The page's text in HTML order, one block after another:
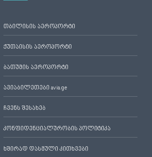
თბილისის აეროპორტი
ქუთაისის აეროპორტი
ბათუმის აეროპორტი
ავიაბილეთები avia.ge
ჩვენს შესახებ
კონფიდენციალურობის პოლიტიკა
ხშირად დასმული კითხვები